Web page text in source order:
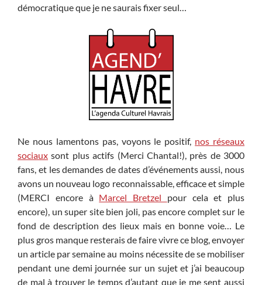
démocratique que je ne saurais fixer seul…
Ne nous lamentons pas, voyons le positif, nos réseaux
sociaux sont plus actifs (Merci Chantal!), près de 3000
fans, et les demandes de dates d’événements aussi, nous
avons un nouveau logo reconnaissable, efficace et simple
(MERCI encore à Marcel Bretzel pour cela et plus
encore), un super site bien joli, pas encore complet sur le
fond de description des lieux mais en bonne voie… Le
plus gros manque resterais de faire vivre ce blog, envoyer
un article par semaine au moins nécessite de se mobiliser
pendant une demi journée sur un sujet et j’ai beaucoup
de mal à trouver le temps d’autant que je me sent aussi